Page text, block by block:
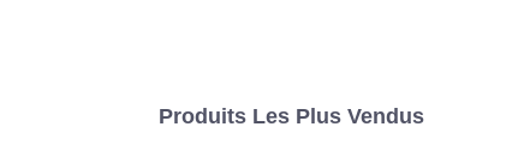
Produits Les Plus Vendus